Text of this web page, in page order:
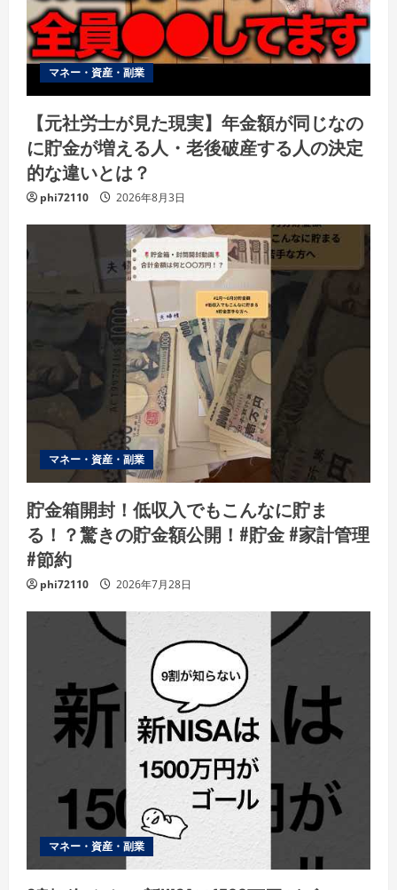
マネー・資産・副業
【元社労士が見た現実】年金額が同じなの
に貯金が増える人・老後破産する人の決定
的な違いとは？
phi72110 2026年8月3日
マネー・資産・副業
貯金箱開封！低収入でもこんなに貯ま
る！？驚きの貯金額公開！#貯金 #家計管理
#節約
phi72110 2026年7月28日
マネー・資産・副業